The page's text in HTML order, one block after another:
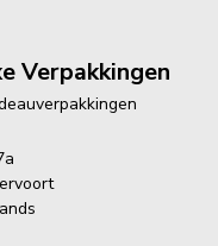
Verpakkingen